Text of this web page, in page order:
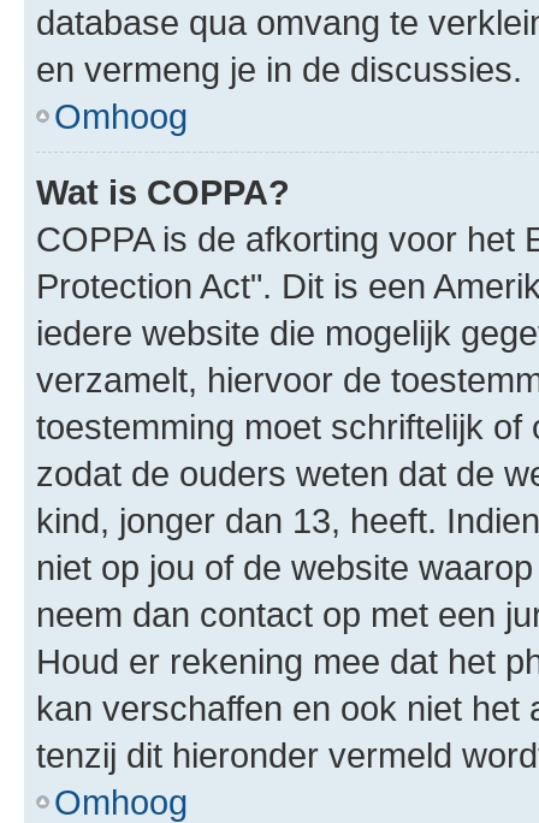
database qua omvang te
en vermeng je in de discussies.
Omhoog
Wat is COPPA?
COPPA is de afkorting voor het
Protection Act". Dit is een
iedere website die mogelijk
verzamelt, hiervoor de
toestemming moet schriftelijk
zodat de ouders weten dat de
kind, jonger dan 13, heeft.
niet op jou of de website
neem dan contact op met een
Houd er rekening mee dat het
kan verschaffen en ook niet
tenzij dit hieronder vermeld
Omhoog